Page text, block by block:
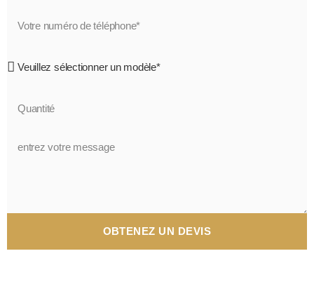
OBTENEZ UN DEVIS